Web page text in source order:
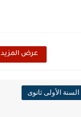
عرض المزيد
السنة الأولى ثانوى